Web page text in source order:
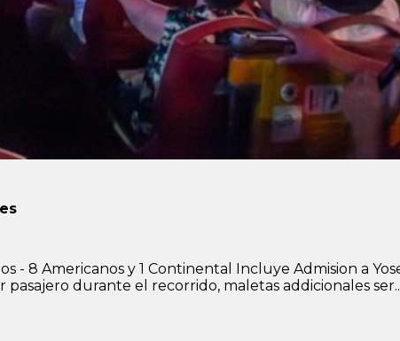
- 8 Americanos y 1 Continental Incluye Admision a
durante el recorrido, maletas addicionales